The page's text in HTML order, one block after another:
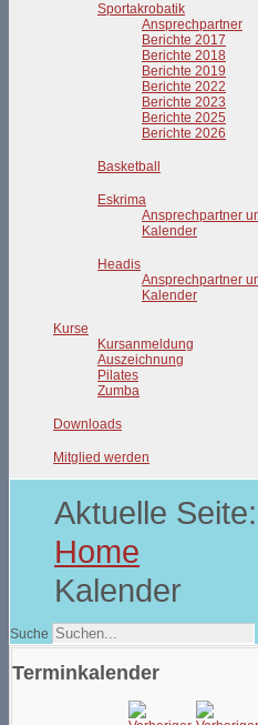
Sportakrobatik
Ansprechpartner
Berichte 2017
Berichte 2018
Berichte 2019
Berichte 2022
Berichte 2023
Berichte 2025
Berichte 2026
Basketball
Eskrima
Ansprechpartner
Kalender
Headis
Ansprechpartner
Kalender
Kurse
Kursanmeldung
Auszeichnung
Pilates
Zumba
Downloads
Mitglied werden
Aktuelle Seite:
Home
Kalender
Suche
Terminkalender